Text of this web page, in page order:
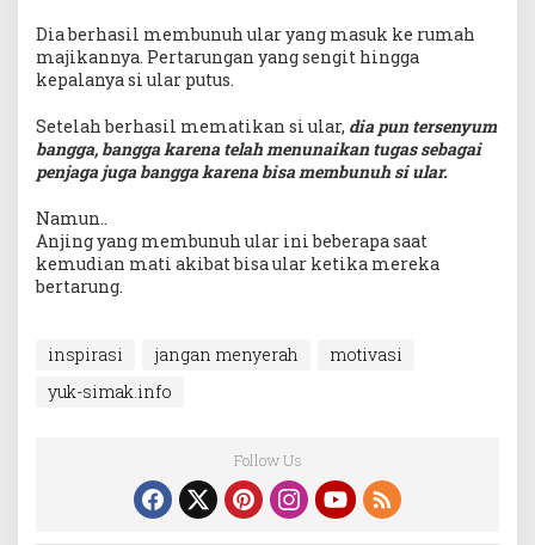
Dia berhasil membunuh ular yang masuk ke rumah
majikannya. Pertarungan yang sengit hingga
kepalanya si ular putus.
Setelah berhasil mematikan si ular, dia pun tersenyum
bangga, bangga karena telah menunaikan tugas sebagai
penjaga juga bangga karena bisa membunuh si ular.
Namun..
Anjing yang membunuh ular ini beberapa saat
kemudian mati akibat bisa ular ketika mereka
bertarung.
inspirasi jangan menyerah
motivasi
yuk-simak.info
Follow Us